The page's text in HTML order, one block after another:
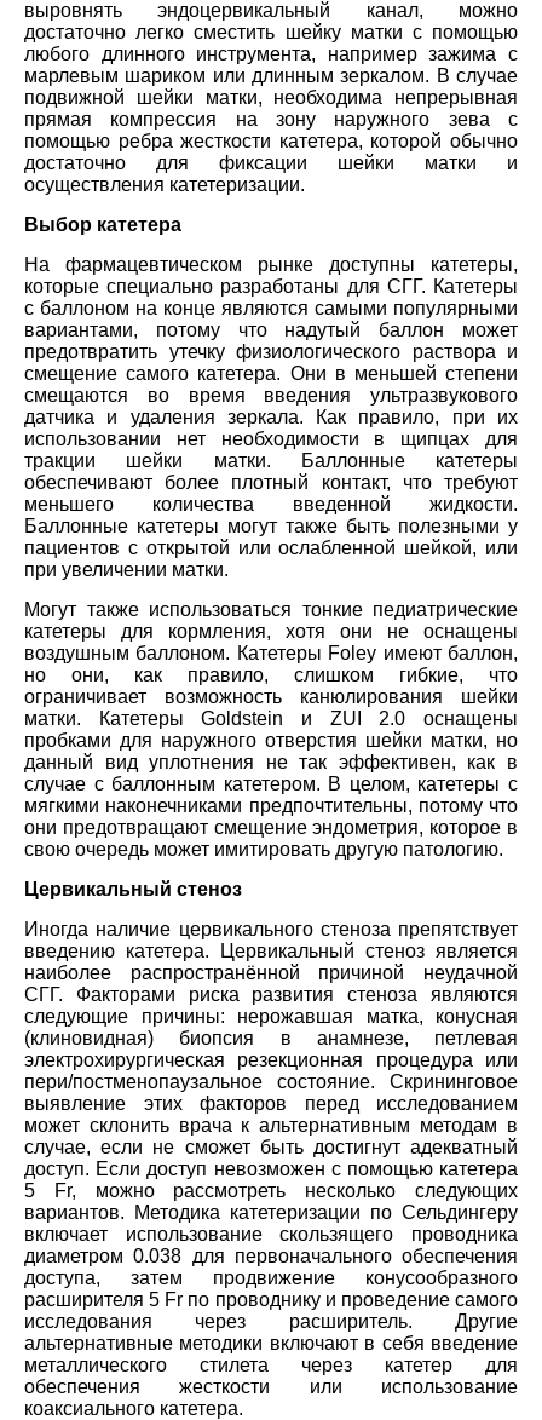
выровнять эндоцервикальный канал, можно
достаточно легко сместить шейку матки с помощью
любого длинного инструмента, например зажима с
марлевым шариком или длинным зеркалом. В случае
подвижной шейки матки, необходима непрерывная
прямая компрессия на зону наружного зева с
помощью ребра жесткости катетера, которой обычно
достаточно для фиксации шейки матки и
осуществления катетеризации.
Выбор катетера
На фармацевтическом рынке доступны катетеры,
которые специально разработаны для СГГ. Катетеры
с баллоном на конце являются самыми популярными
вариантами, потому что надутый баллон может
предотвратить утечку физиологического раствора и
смещение самого катетера. Они в меньшей степени
смещаются во время введения ультразвукового
датчика и удаления зеркала. Как правило, при их
использовании нет необходимости в щипцах для
тракции шейки матки. Баллонные катетеры
обеспечивают более плотный контакт, что требуют
меньшего количества введенной жидкости.
Баллонные катетеры могут также быть полезными у
пациентов с открытой или ослабленной шейкой, или
при увеличении матки.
Могут также использоваться тонкие педиатрические
катетеры для кормления, хотя они не оснащены
воздушным баллоном. Катетеры Foley имеют баллон,
но они, как правило, слишком гибкие, что
ограничивает возможность канюлирования шейки
матки. Катетеры Goldstein и ZUI 2.0 оснащены
пробками для наружного отверстия шейки матки, но
данный вид уплотнения не так эффективен, как в
случае с баллонным катетером. В целом, катетеры с
мягкими наконечниками предпочтительны, потому что
они предотвращают смещение эндометрия, которое в
свою очередь может имитировать другую патологию.
Цервикальный стеноз
Иногда наличие цервикального стеноза препятствует
введению катетера. Цервикальный стеноз является
наиболее распространённой причиной неудачной
СГГ. Факторами риска развития стеноза являются
следующие причины: нерожавшая матка, конусная
(клиновидная) биопсия в анамнезе, петлевая
электрохирургическая резекционная процедура или
пери/постменопаузальное состояние. Скрининговое
выявление этих факторов перед исследованием
может склонить врача к альтернативным методам в
случае, если не сможет быть достигнут адекватный
доступ. Если доступ невозможен с помощью катетера
5 Fr, можно рассмотреть несколько следующих
вариантов. Методика катетеризации по Сельдингеру
включает использование скользящего проводника
диаметром 0.038 для первоначального обеспечения
доступа, затем продвижение конусообразного
расширителя 5 Fr по проводнику и проведение самого
исследования через расширитель. Другие
альтернативные методики включают в себя введение
металлического стилета через катетер для
обеспечения жесткости или использование
коаксиального катетера.